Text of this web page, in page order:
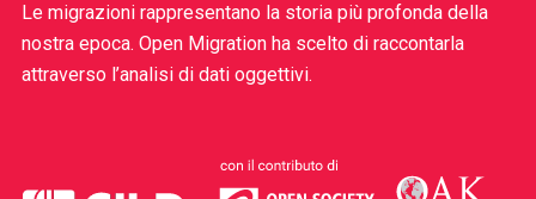
Le migrazioni rappresentano la storia più profonda della
nostra epoca. Open Migration ha scelto di raccontarla
attraverso l’analisi di dati oggettivi.